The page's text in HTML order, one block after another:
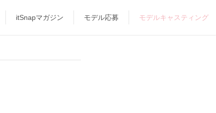
itSnapマガジン モデル応募 モデルキャスティング